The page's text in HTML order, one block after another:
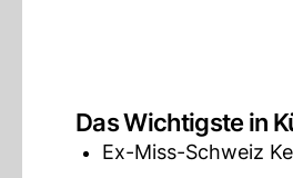
Das Wichtigste in
Ex-Miss-Schweiz